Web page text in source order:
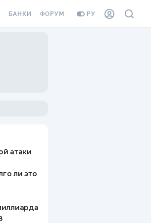
РУ
КАЛЬКУЛЯТОР
ПО
БАНКИ ФОРУМ
атаки
ли это